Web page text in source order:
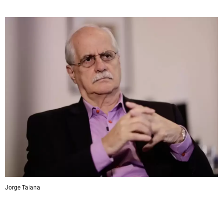
Jorge Taiana